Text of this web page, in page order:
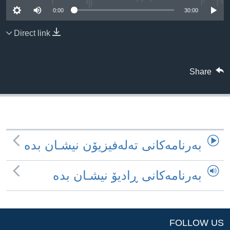
ژیان لە فەرهەنگدا
Learning English
زمانه‌کان
0:00 30:00
Direct link
Share
به‌رنامه‌کانی ته‌له‌فیزیۆن نیشـان بده‌
به‌رنامه‌کانی ڕادیۆ نیشـان بده‌
FOLLOW US